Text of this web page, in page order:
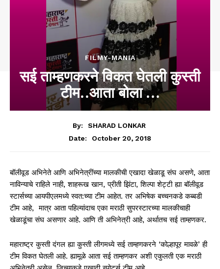
FILMY-MANIA
सई ताम्हणकरने विकत घेतली कुस्ती
टीम..आता बोला …
By:
SHARAD LONKAR
Date:
October 20, 2018
बॉलीवूड अभिनेते आणि अभिनेत्रींच्या मालकीची एखादा खेळाडू संघ असणे, आता
नाविन्याचे राहिले नाही, शाहरूख खान, प्रीती झिंटा, शिल्पा शेट्टी ह्या बॉलीवूड
स्टार्सच्या आयपीएलमध्ये स्वत:च्या टीम आहेत. तर अभिषेक बच्चनकडे कब्बडी
टीम आहे, मात्र आता पहिल्यांदाच एका मराठी सुपरस्टारच्या मालकीचाही
खेळाडूंचा संघ असणार आहे. आणि ती अभिनेत्री आहे, अर्थातच सई ताम्हणकर.
महाराष्ट्र कुस्ती दंगल ह्या कुस्ती लीगमध्ये सई ताम्हणकरने ‘कोल्हापूर मावळे’ ही
टीम विकत घेतली आहे. ह्यामूळे आता सई ताम्हणकर अशी एकुलती एक मराठी